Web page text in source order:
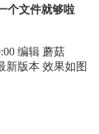
个文件就够啦
编辑 蘑菇
新版本 效果如图